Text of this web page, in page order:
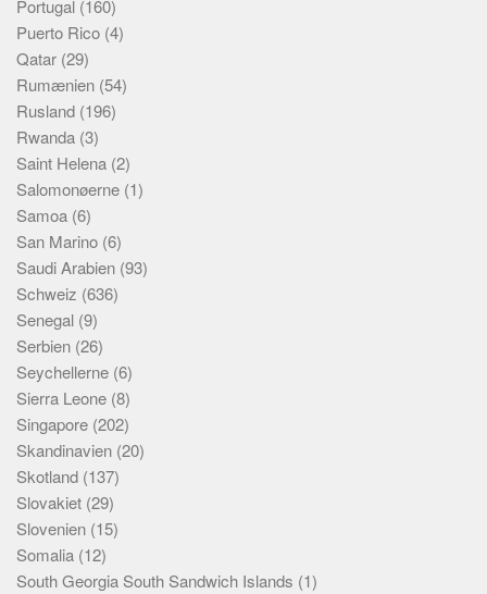
Portugal (160)
Puerto Rico (4)
Qatar (29)
Rumænien (54)
Rusland (196)
Rwanda (3)
Saint Helena (2)
Salomonøerne (1)
Samoa (6)
San Marino (6)
Saudi Arabien (93)
Schweiz (636)
Senegal (9)
Serbien (26)
Seychellerne (6)
Sierra Leone (8)
Singapore (202)
Skandinavien (20)
Skotland (137)
Slovakiet (29)
Slovenien (15)
Somalia (12)
South Georgia South Sandwich Islands (1)